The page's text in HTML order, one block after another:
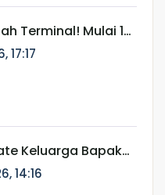
Terminal! Mulai 1
Umroh
Terminal 2
17:17
Keluarga Bapak
Ibadah
Munatour
14:16